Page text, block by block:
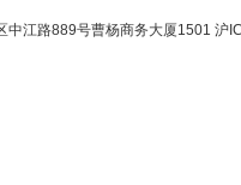
中江路889号曹杨商务大厦1501 沪